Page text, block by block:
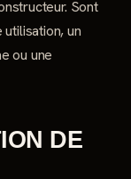
Sont
un
ou une
DE